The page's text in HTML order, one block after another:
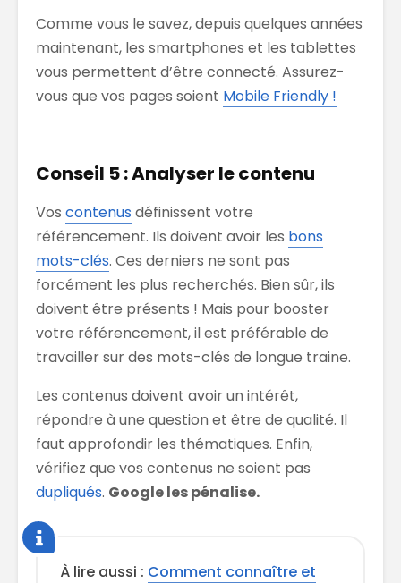
Comme vous le savez, depuis quelques années
maintenant, les smartphones et les tablettes
vous permettent d’être connecté. Assurez-
vous que vos pages soient Mobile Friendly !
Conseil 5 : Analyser le contenu
Vos contenus définissent votre
référencement. Ils doivent avoir les bons
mots-clés. Ces derniers ne sont pas
forcément les plus recherchés. Bien sûr, ils
doivent être présents ! Mais pour booster
votre référencement, il est préférable de
travailler sur des mots-clés de longue traine.
Les contenus doivent avoir un intérêt,
répondre à une question et être de qualité. Il
faut approfondir les thématiques. Enfin,
vérifiez que vos contenus ne soient pas
dupliqués. Google les pénalise.
À lire aussi : Comment connaître et